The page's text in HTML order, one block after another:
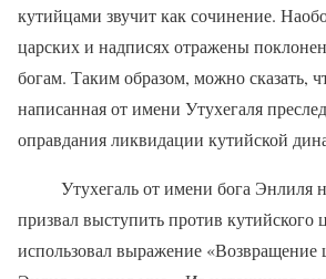
кутийцами звучит как сочинение.
царских и надписях отражены
богам. Таким образом, можно сказать,
написанная от имени Утухегаля
оправдания ликвидации кутийской
Утухегаль от имени бога Энлиля
призвал выступить против кутийского
использовал выражение «Возвращение